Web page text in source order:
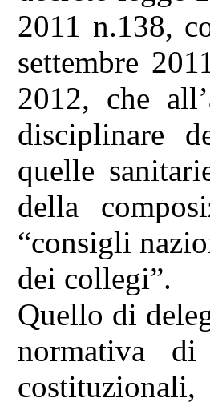
2011 n.138,
settembre
2012, che
disciplinare
quelle
della
“consigli
dei collegi”.
Quello di
normativa